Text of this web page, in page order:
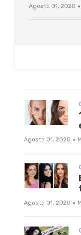
Agosto 01, 2020 ·
Agosto 01, 2020 ·
Agosto 01, 2020 ·